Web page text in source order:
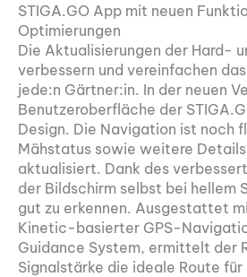
STIGA.GO App mit neuen
Optimierungen
Die Aktualisierungen der Hard-
verbessern und vereinfachen
jede:n Gärtner:in. In der neuen
Benutzeroberfläche der
Design. Die Navigation ist noch
Mähstatus sowie weitere
aktualisiert. Dank des
der Bildschirm selbst bei hellem
gut zu erkennen. Ausgestattet
Kinetic-basierter GPS-
Guidance System, ermittelt der
Signalstärke die ideale Route